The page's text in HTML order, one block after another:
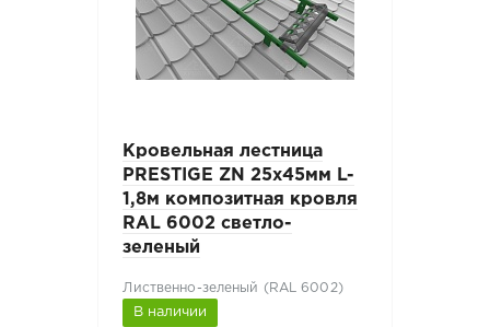
Кровельная лестница
PRESTIGE ZN 25х45мм L-
1,8м композитная кровля
RAL 6002 светло-
зеленый
Лиственно-зеленый (RAL 6002)
В наличии